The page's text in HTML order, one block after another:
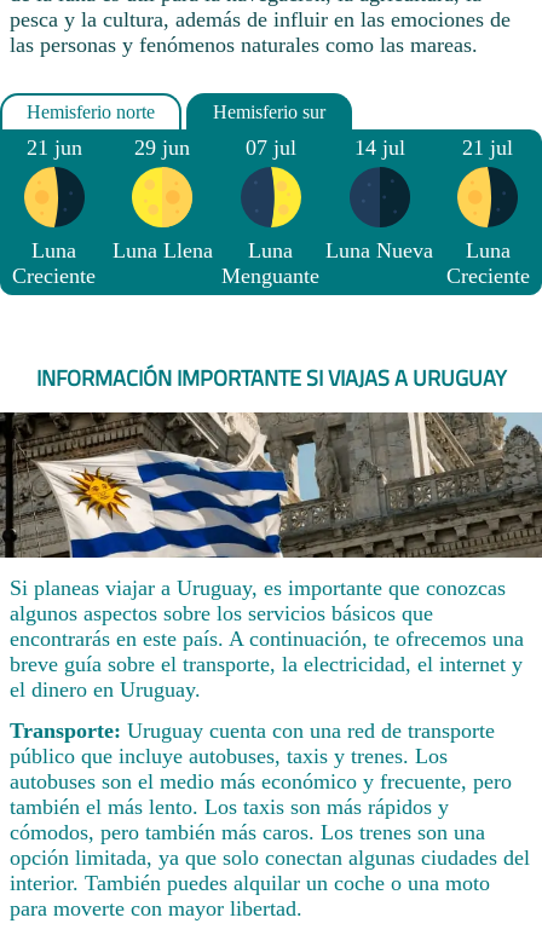
pesca y la cultura, además de influir en las emociones de
las personas y fenómenos naturales como las mareas.
21 jun
Luna
Creciente
29 jun
Luna Llena
07 jul
Luna
Menguante
14 jul
Luna Nueva
21 jul
Luna
Creciente
INFORMACIÓN IMPORTANTE SI VIAJAS A URUGUAY
Si planeas viajar a Uruguay, es importante que conozcas
algunos aspectos sobre los servicios básicos que
encontrarás en este país. A continuación, te ofrecemos una
breve guía sobre el transporte, la electricidad, el internet y
el dinero en Uruguay.
Transporte: Uruguay cuenta con una red de transporte
público que incluye autobuses, taxis y trenes. Los
autobuses son el medio más económico y frecuente, pero
también el más lento. Los taxis son más rápidos y
cómodos, pero también más caros. Los trenes son una
opción limitada, ya que solo conectan algunas ciudades del
interior. También puedes alquilar un coche o una moto
para moverte con mayor libertad.